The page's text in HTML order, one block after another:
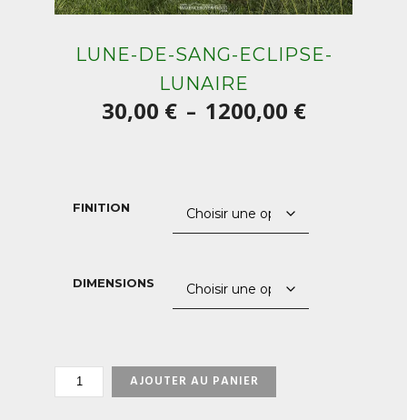
LUNE-DE-SANG-ECLIPSE-
LUNAIRE
30,00 € – 1200,00 €Plage
à
FINITION
DIMENSIONS
QUANTITÉ
AJOUTER AU PANIER